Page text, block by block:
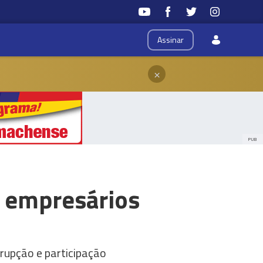
Assinar
×
PUB
e participação